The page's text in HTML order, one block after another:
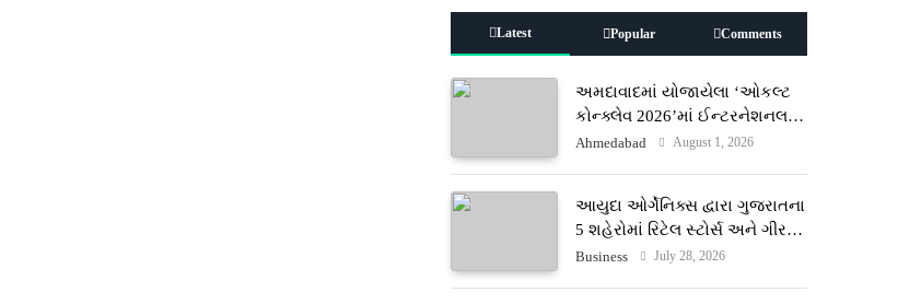
Latest Popular Comments
અમદાવાદમાં યોજાયેલા ‘ઓકલ્ટ
કોન્ક્લેવ 2026’માં ઈન્ટરનેશનલ
ટેરોટ રીડર પુનિતજી લુલ્લા એ ટેરોટ
Ahmedabad August 1, 2026
આયુદા ઓર્ગેનિક્સ દ્વારા ગુજરાતના
5 શહેરોમાં રિટેલ સ્ટોર્સ અને ગીર
ગાયના વૈદિક વલોણા ઘી-દૂધની શુદ્ધ
Business July 28, 2026